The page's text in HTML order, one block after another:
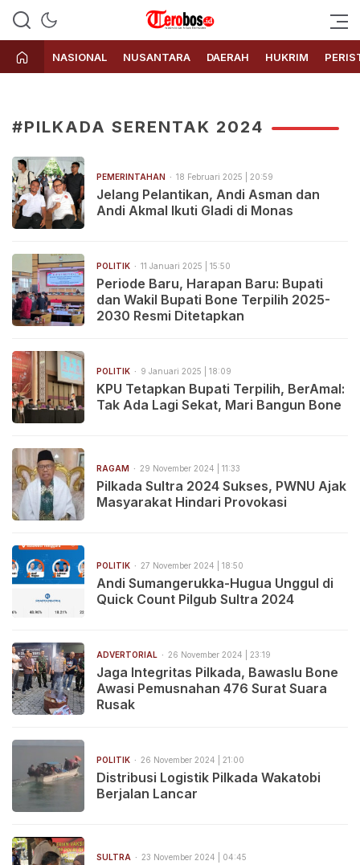
Terobos.id – Kabar terkini dari
Indonesia
Media siber yang menyajikan
berita terbaru dan kabar terkini
dari Indonesia untuk dunia
NASIONAL NUSANTARA DAERAH HUKRIM
#PILKADA SERENTAK 2024
PEMERINTAHAN 18 Februari 2025 | 20:59
Jelang Pelantikan, Andi Asman dan
Andi Akmal Ikuti Gladi di Monas
POLITIK 11 Januari 2025 | 15:50
Periode Baru, Harapan Baru: Bupati
dan Wakil Bupati Bone Terpilih 2025-
2030 Resmi Ditetapkan
POLITIK 9 Januari 2025 | 18:09
KPU Tetapkan Bupati Terpilih, BerAmal:
Tak Ada Lagi Sekat, Mari Bangun Bone
RAGAM 29 November 2024 | 11:33
Pilkada Sultra 2024 Sukses, PWNU Ajak
Masyarakat Hindari Provokasi
POLITIK 27 November 2024 | 18:50
Andi Sumangerukka-Hugua Unggul di
Quick Count Pilgub Sultra 2024
ADVERTORIAL 26 November 2024 | 23:19
Jaga Integritas Pilkada, Bawaslu Bone
Awasi Pemusnahan 476 Surat Suara
Rusak
POLITIK 26 November 2024 | 21:00
Distribusi Logistik Pilkada Wakatobi
Berjalan Lancar
SULTRA 23 November 2024 | 04:45